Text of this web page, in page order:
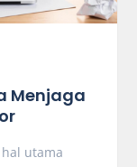
Menjaga
utama